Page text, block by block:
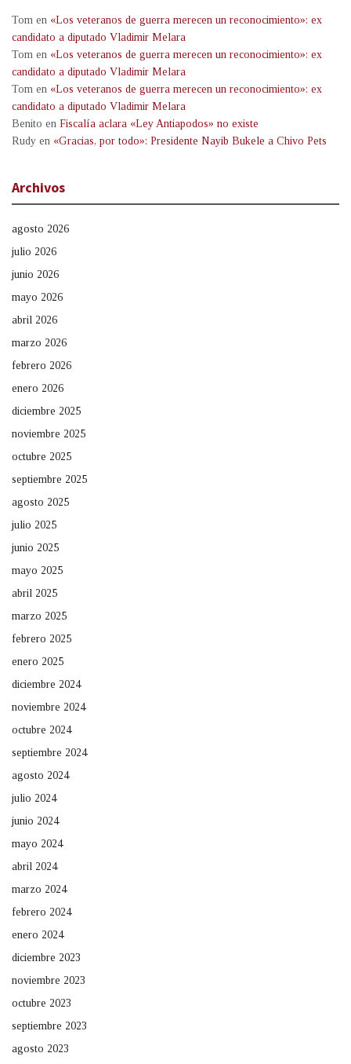
Tom en «Los veteranos de guerra merecen un reconocimiento»: ex
candidato a diputado Vladimir Melara
Tom en «Los veteranos de guerra merecen un reconocimiento»: ex
candidato a diputado Vladimir Melara
Tom en «Los veteranos de guerra merecen un reconocimiento»: ex
candidato a diputado Vladimir Melara
Benito en Fiscalía aclara «Ley Antiapodos» no existe
Rudy en «Gracias, por todo»: Presidente Nayib Bukele a Chivo Pets
Archivos
agosto 2026
julio 2026
junio 2026
mayo 2026
abril 2026
marzo 2026
febrero 2026
enero 2026
diciembre 2025
noviembre 2025
octubre 2025
septiembre 2025
agosto 2025
julio 2025
junio 2025
mayo 2025
abril 2025
marzo 2025
febrero 2025
enero 2025
diciembre 2024
noviembre 2024
octubre 2024
septiembre 2024
agosto 2024
julio 2024
junio 2024
mayo 2024
abril 2024
marzo 2024
febrero 2024
enero 2024
diciembre 2023
noviembre 2023
octubre 2023
septiembre 2023
agosto 2023